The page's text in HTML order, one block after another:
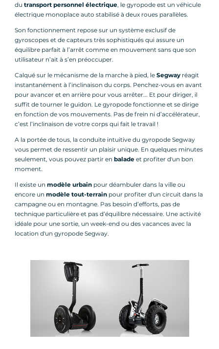
du transport personnel électrique, le gyropode est un véhicule
électrique monoplace auto stabilisé à deux roues parallèles.
Son fonctionnement repose sur un système exclusif de
gyroscopes et de capteurs très sophistiqués qui assure un
équilibre parfait à l’arrêt comme en mouvement sans que son
utilisateur n’ait à s’en préoccuper.
Calqué sur le mécanisme de la marche à pied, le Segway réagit
instantanément à l’inclinaison du corps. Penchez-vous en avant
pour avancer et en arrière pour vous arrêter... Et pour diriger, il
suffit de tourner le guidon. Le gyropode fonctionne et se dirige
en fonction de vos mouvements. Pas de frein ni d’accélérateur,
c’est l’inclinaison de votre corps qui fait le travail !
A la portée de tous, la conduite intuitive du gyropode Segway
vous permet de ressentir un plaisir unique. En quelques minutes
seulement, vous pouvez partir en balade et profiter d'un bon
moment.
Il existe un modèle urbain pour déambuler dans la ville ou
encore un modèle tout-terrain pour profiter d'un circuit dans la
campagne ou en montagne. Pas besoin d’efforts, pas de
technique particulière et pas d’équilibre nécessaire. Une activité
idéale pour une sortie, un week-end ou des vacances avec la
location d'un gyropode Segway.